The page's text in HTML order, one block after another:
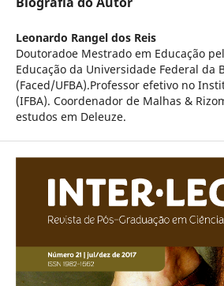
Leonardo Rangel dos Reis
Doutoradoe Mestrado em Educação
Educação da Universidade Federal da
(Faced/UFBA).Professor efetivo no
(IFBA). Coordenador de Malhas &
estudos em Deleuze.